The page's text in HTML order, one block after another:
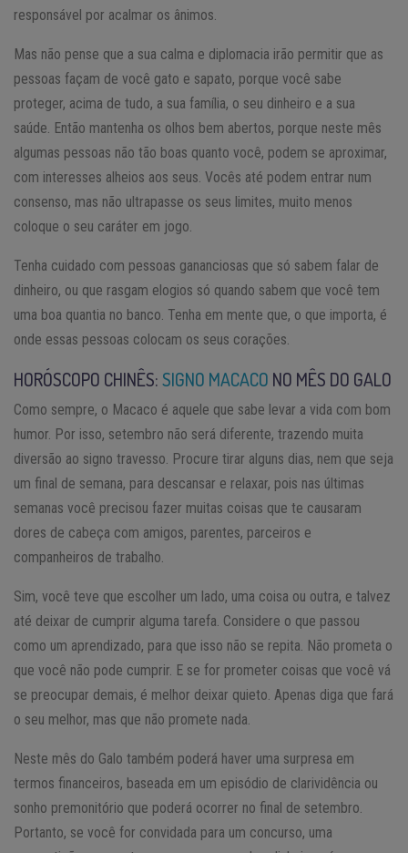
responsável por acalmar os ânimos.
Mas não pense que a sua calma e diplomacia irão permitir que as
pessoas façam de você gato e sapato, porque você sabe
proteger, acima de tudo, a sua família, o seu dinheiro e a sua
saúde. Então mantenha os olhos bem abertos, porque neste mês
algumas pessoas não tão boas quanto você, podem se aproximar,
com interesses alheios aos seus. Vocês até podem entrar num
consenso, mas não ultrapasse os seus limites, muito menos
coloque o seu caráter em jogo.
Tenha cuidado com pessoas gananciosas que só sabem falar de
dinheiro, ou que rasgam elogios só quando sabem que você tem
uma boa quantia no banco. Tenha em mente que, o que importa, é
onde essas pessoas colocam os seus corações.
HORÓSCOPO CHINÊS:SIGNO MACACO NO MÊS DO GALO
Como sempre, o Macaco é aquele que sabe levar a vida com bom
humor. Por isso, setembro não será diferente, trazendo muita
diversão ao signo travesso. Procure tirar alguns dias, nem que seja
um final de semana, para descansar e relaxar, pois nas últimas
semanas você precisou fazer muitas coisas que te causaram
dores de cabeça com amigos, parentes, parceiros e
companheiros de trabalho.
Sim, você teve que escolher um lado, uma coisa ou outra, e talvez
até deixar de cumprir alguma tarefa. Considere o que passou
como um aprendizado, para que isso não se repita. Não prometa o
que você não pode cumprir. E se for prometer coisas que você vá
se preocupar demais, é melhor deixar quieto. Apenas diga que fará
o seu melhor, mas que não promete nada.
Neste mês do Galo também poderá haver uma surpresa em
termos financeiros, baseada em um episódio de clarividência ou
sonho premonitório que poderá ocorrer no final de setembro.
Portanto, se você for convidada para um concurso, uma